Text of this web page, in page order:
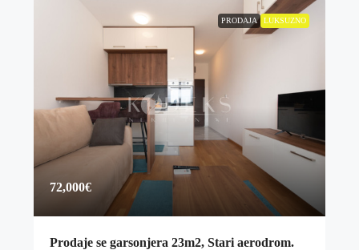
PRODAJA LUKSUZNO
72,000€
Prodaje se garsonjera 23m2, Stari aerodrom.